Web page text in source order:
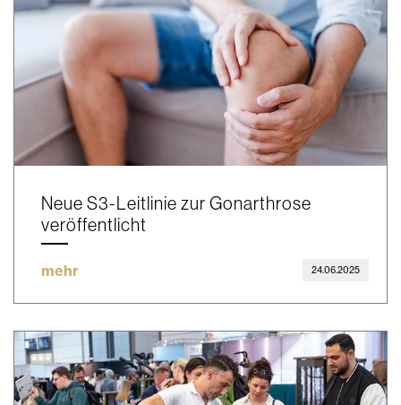
Neue S3-Leitlinie zur Gonarthrose
veröffentlicht
mehr 24.06.2025